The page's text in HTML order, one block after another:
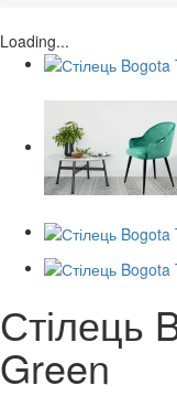
Loading...
Стілець
Green